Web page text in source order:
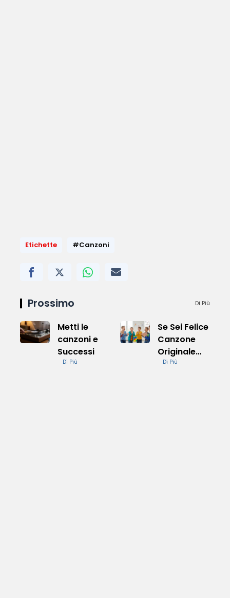
Etichette #Canzoni
Prossimo Di Più
Metti le
canzoni e
Successi
Di Più
Se Sei Felice
Canzone
Originale
per Bambini
Di Più